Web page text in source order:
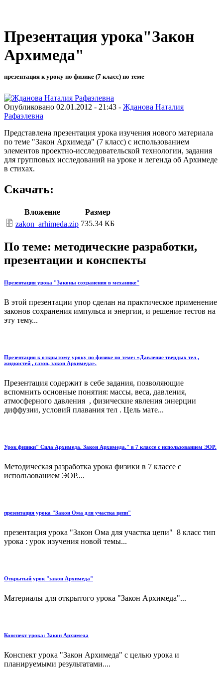
Презентация урока"Закон
Архимеда"
презентация к уроку по физике (7 класс) по теме
Опубликовано 02.01.2012 - 21:43 - Жданова Наталия
Рафаэлевна
Представлена презентация урока изучения нового материала
по теме "Закон Архимеда" (7 класс) с использованием
элементов проектно-исследовательской технологии, задания
для групповых исследований на уроке и легенда об Архимеде
в стихах.
Скачать:
Вложение
Размер
zakon_arhimeda.zip 735.34 КБ
По теме: методические разработки,
презентации и конспекты
Презентация урока "Законы сохранения в механике"
В этой презентации упор сделан на практическое применение
законов сохранения импульса и энергии, и решение тестов на
эту тему...
Презентация к открытому уроку по физике по теме: «Давление твердых тел ,
жидкостей , газов, закон Архимеда».
Презентация содержит в себе задания, позволяющие
вспомнить основные понятия: массы, веса, давления,
атмосферного давления , физические явления :инерции
диффузии, условий плавания тел . Цель мате...
Урок физики" Сила Архимеда. Закон Архимеда." в 7 классе с использованием ЭОР.
Методическая разработка урока физики в 7 классе с
использованием ЭОР....
презентация урока "Закон Ома для участка цепи"
презентация урока "Закон Ома для участка цепи" 8 класс тип
урока : урок изучения новой темы...
Открытый урок "закон Архимеда"
Материалы для открытого урока "Закон Архимеда"...
Конспект урока: Закон Архимеда
Конспект урока "Закон Архимеда" с целью урока и
планируемыми результатами....